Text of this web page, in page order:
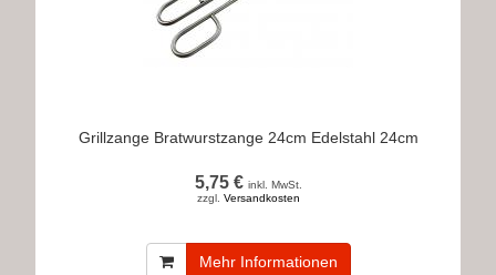
Grillzange Bratwurstzange 24cm Edelstahl 24cm
5,75 € inkl. MwSt.
zzgl. Versandkosten
Mehr Informationen